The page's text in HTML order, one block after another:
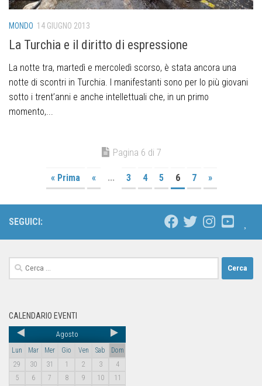
MONDO 14 GIUGNO 2013
La Turchia e il diritto di espressione
La notte tra, martedì e mercoledì scorso, è stata ancora una
notte di scontri in Turchia. I manifestanti sono per lo più giovani
sotto i trent’anni e anche intellettuali che, in un primo
momento,...
Pagina 6 di 7
« Prima « ... 3 4 5 6 7 »
SEGUICI:
CALENDARIO EVENTI
Agosto
Lun Mar Mer Gio Ven Sab
Dom
29
30 31 1 2 3
4
5
6 7 8 9 10
11